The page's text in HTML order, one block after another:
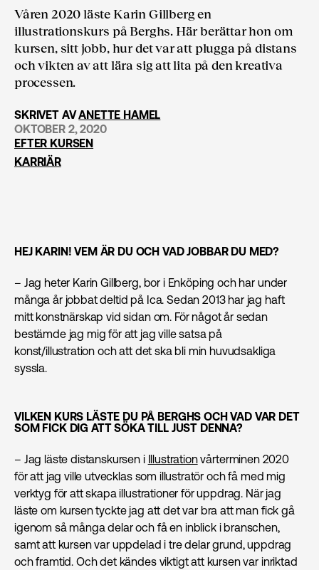
Våren 2020 läste Karin Gillberg en
illustrationskurs på Berghs. Här berättar hon om
kursen, sitt jobb, hur det var att plugga på distans
och vikten av att lära sig att lita på den kreativa
processen.
SKRIVET AVANETTE HAMEL
OKTOBER 2, 2020
EFTER KURSEN
KARRIÄR
HEJ KARIN! VEM ÄR DU OCH VAD JOBBAR DU MED?
– Jag heter Karin Gillberg, bor i Enköping och har under
många år jobbat deltid på Ica. Sedan 2013 har jag haft
mitt konstnärskap vid sidan om. För något år sedan
bestämde jag mig för att jag ville satsa på
konst/illustration och att det ska bli min huvudsakliga
syssla.
VILKEN KURS LÄSTE DU PÅ BERGHS OCH VAD VAR DET
SOM FICK DIG ATT SÖKA TILL JUST DENNA?
– Jag läste distanskursen i Illustrationvårterminen 2020
för att jag ville utvecklas som illustratör och få med mig
verktyg för att skapa illustrationer för uppdrag. När jag
läste om kursen tyckte jag att det var bra att man fick gå
igenom så många delar och få en inblick i branschen,
samt att kursen var uppdelad i tre delar grund, uppdrag
och framtid. Och det kändes viktigt att kursen var inriktad